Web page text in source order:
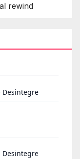
rewind